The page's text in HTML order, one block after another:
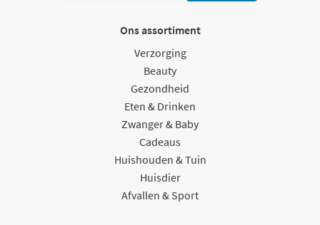
Ons assortiment
Verzorging
Beauty
Gezondheid
Eten & Drinken
Zwanger & Baby
Cadeaus
Huishouden & Tuin
Huisdier
Afvallen & Sport